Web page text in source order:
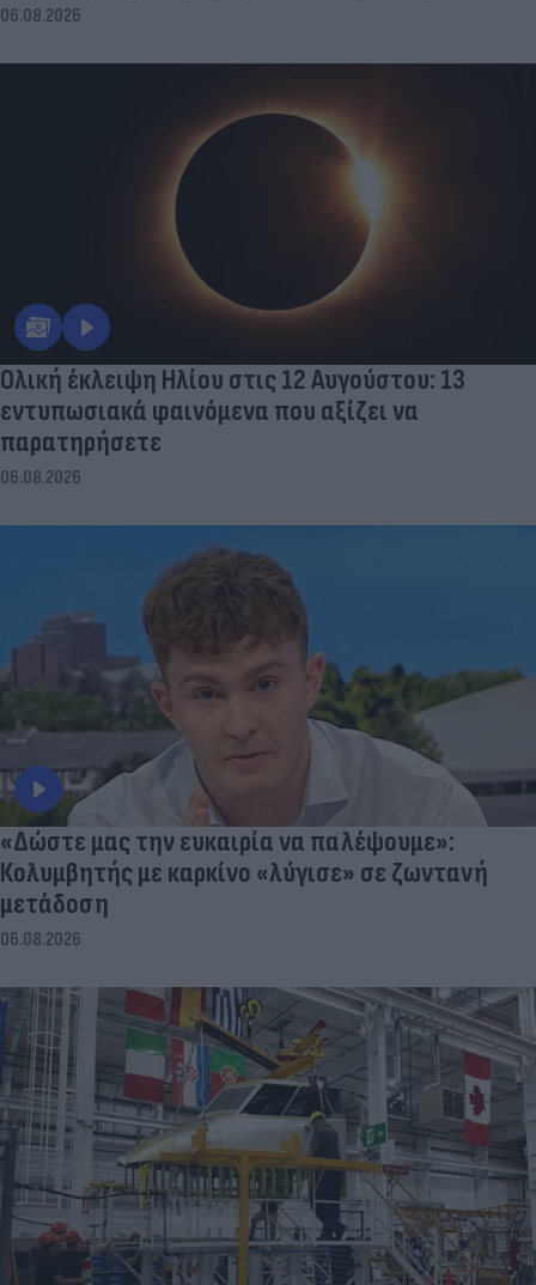
06.08.2026
Ολική έκλειψη Ηλίου στις 12 Αυγούστου: 13
εντυπωσιακά φαινόμενα που αξίζει να
παρατηρήσετε
06.08.2026
«Δώστε μας την ευκαιρία να παλέψουμε»:
Κολυμβητής με καρκίνο «λύγισε» σε ζωντανή
μετάδοση
06.08.2026